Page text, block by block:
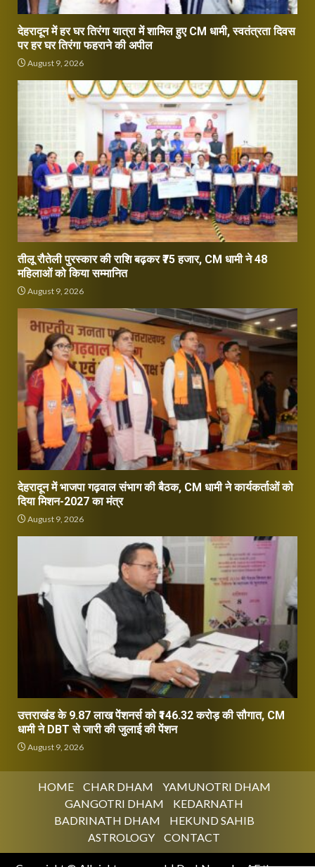
देहरादून में हर घर तिरंगा यात्रा में शामिल हुए CM धामी, स्वतंत्रता दिवस
पर हर घर तिरंगा फहराने की अपील
August 9, 2026
तीलू रौतेली पुरस्कार की राशि बढ़कर ₹75 हजार, CM धामी ने 48
महिलाओं को किया सम्मानित
August 9, 2026
देहरादून में भाजपा गढ़वाल संभाग की बैठक, CM धामी ने कार्यकर्ताओं को
दिया मिशन-2027 का मंत्र
August 9, 2026
उत्तराखंड के 9.87 लाख पेंशनर्स को ₹146.32 करोड़ की सौगात, CM
धामी ने DBT से जारी की जुलाई की पेंशन
August 9, 2026
HOME CHAR DHAM
YAMUNOTRI DHAM
GANGOTRI DHAM
KEDARNATH
BADRINATH DHAM
HEKUND SAHIB
ASTROLOGY
CONTACT